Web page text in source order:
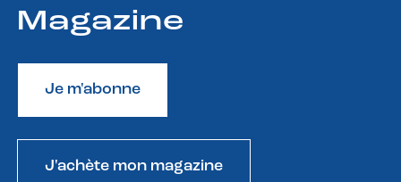
Magazine
Je m'abonne
J'achète mon magazine